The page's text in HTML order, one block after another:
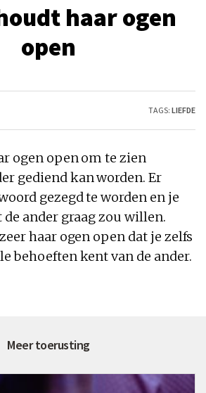
haar ogen
open
TAGS: LIEFDE
ogen open om te zien
gediend kan worden. Er
gezegd te worden en je
de ander graag zou willen.
haar ogen open dat je zelfs
behoeften kent van de ander.
Meer toerusting